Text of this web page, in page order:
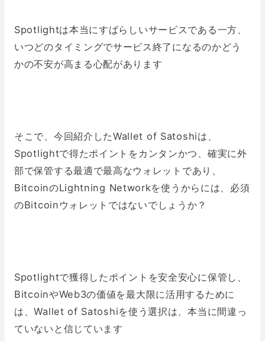
Spotlightは本当にすばらしいサービスである一方、
いつどのタイミングでサービス終了になるのかどう
かの不安が高まる心配があります
そこで、今回紹介したWallet of Satoshiは、
Spotlightで得たポイントをカンタンかつ、確実に外
部で保管する最適で最高なウォレットであり、
BitcoinのLightning Networkを使うからには、必須
のBitcoinウォレットではないでしょうか？
Spotlightで獲得したポイントを安全安心に保管し、
BitcoinやWeb3の価値を最大限に活用するために
は、Wallet of Satoshiを使う選択は、本当に間違っ
ていないと信じています